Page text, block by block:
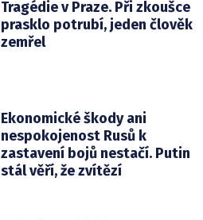
Tragédie v Praze. Při zkoušce
prasklo potrubí, jeden člověk
zemřel
Ekonomické škody ani
nespokojenost Rusů k
zastavení bojů nestačí. Putin
stál věří, že zvítězí